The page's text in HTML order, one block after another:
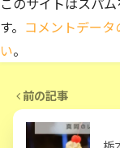
す。 コメントデー
い。
前の記事